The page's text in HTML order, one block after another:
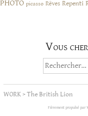
PHOTO picasso Rêves Repenti
Vous
Rechercher :
WORK>The British Lion
Fièrement propulsé par